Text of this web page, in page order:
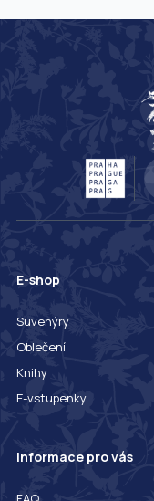
E-shop
Suvenýry
Oblečení
Knihy
E-vstupenky
Informace pro vás